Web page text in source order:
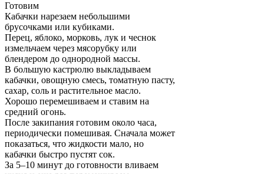
Готовим
Кабачки нарезаем небольшими
брусочками или кубиками.
Перец, яблоко, морковь, лук и чеснок
измельчаем через мясорубку или
блендером до однородной массы.
В большую кастрюлю выкладываем
кабачки, овощную смесь, томатную пасту,
сахар, соль и растительное масло.
Хорошо перемешиваем и ставим на
средний огонь.
После закипания готовим около часа,
периодически помешивая. Сначала может
показаться, что жидкости мало, но
кабачки быстро пустят сок.
За 5–10 минут до готовности вливаем